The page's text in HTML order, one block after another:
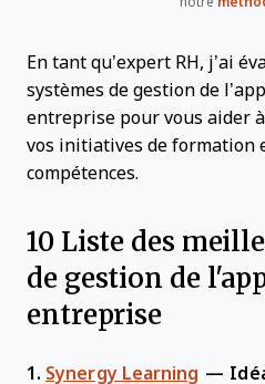
En tant qu’expert RH, j’ai
systèmes de gestion de
entreprise pour vous aider
vos initiatives de formation
compétences.
10 Liste des
de gestion de
entreprise
1. Synergy Learning —